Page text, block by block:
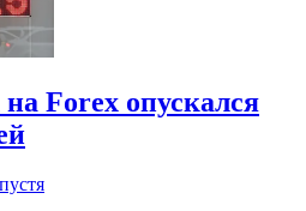
Forex опускался